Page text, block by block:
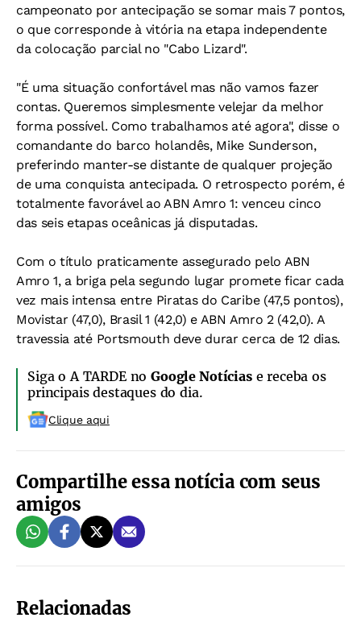
campeonato por antecipação se somar mais 7 pontos,
o que corresponde à vitória na etapa independente
da colocação parcial no "Cabo Lizard".
"É uma situação confortável mas não vamos fazer
contas. Queremos simplesmente velejar da melhor
forma possível. Como trabalhamos até agora", disse o
comandante do barco holandês, Mike Sunderson,
preferindo manter-se distante de qualquer projeção
de uma conquista antecipada. O retrospecto porém, é
totalmente favorável ao ABN Amro 1: venceu cinco
das seis etapas oceânicas já disputadas.
Com o título praticamente assegurado pelo ABN
Amro 1, a briga pela segundo lugar promete ficar cada
vez mais intensa entre Piratas do Caribe (47,5 pontos),
Movistar (47,0), Brasil 1 (42,0) e ABN Amro 2 (42,0). A
travessia até Portsmouth deve durar cerca de 12 dias.
Siga o A TARDE noGoogle Notíciase receba os
principais destaques do dia.
Clique aqui
Compartilhe essa notícia com seus
amigos
Relacionadas